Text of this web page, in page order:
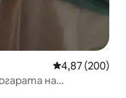
Средна
4,87 (200)
на